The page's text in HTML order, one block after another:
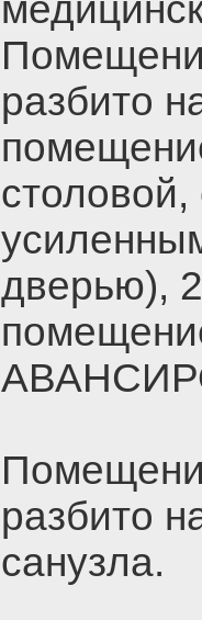
разбито
дверью),
разбито
санузла.